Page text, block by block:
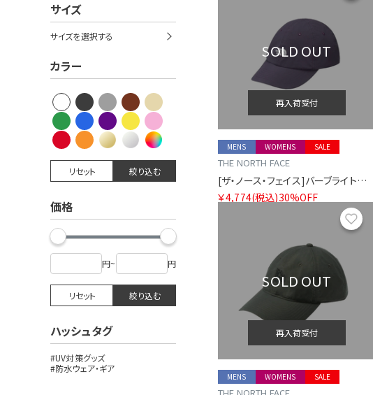
サイズ
サイズを選択する
カラー
リセット 絞り込む
価格
円~ 円
リセット 絞り込む
ハッシュタグ
#UV対策グッズ
#防水ウェア・ギア
SOLD OUT
再入荷受付
SALE
MENS WOMENS
THE NORTH FACE
[ザ・ノース・フェイス]バーブライトキャップ
￥4,774(税込)30%OFF
SOLD OUT
再入荷受付
SALE
MENS WOMENS